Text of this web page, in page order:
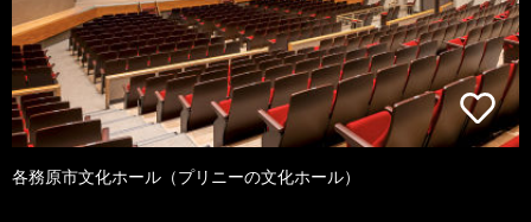
各務原市文化ホール（プリニーの文化ホール）